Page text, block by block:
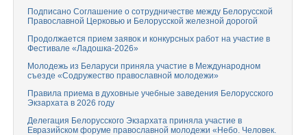
Подписано Соглашение о сотрудничестве между Белорусской
Православной Церковью и Белорусской железной дорогой
Продолжается прием заявок и конкурсных работ на участие в
Фестивале «Ладошка-2026»
Молодежь из Беларуси приняла участие в Международном
съезде «Содружество православной молодежи»
Правила приема в духовные учебные заведения Белорусского
Экзархата в 2026 году
Делегация Белорусского Экзархата приняла участие в
Евразийском форуме православной молодежи «Небо. Человек.